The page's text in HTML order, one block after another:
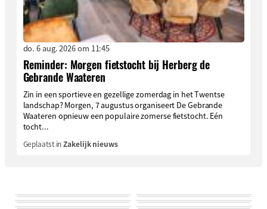
do. 6 aug. 2026 om 11:45
Reminder: Morgen fietstocht bij Herberg de
Gebrande Waateren
Zin in een sportieve en gezellige zomerdag in het Twentse
landschap? Morgen, 7 augustus organiseert De Gebrande
Waateren opnieuw een populaire zomerse fietstocht. Eén
tocht...
Geplaatst inZakelijk nieuws